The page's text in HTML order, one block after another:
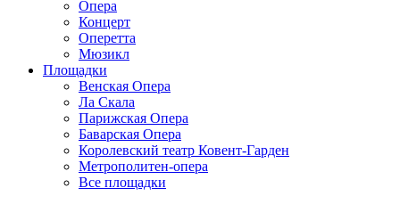
Опера
Концерт
Оперетта
Мюзикл
Площадки
Венская Опера
Ла Скала
Парижская Опера
Баварская Опера
Королевский театр Ковент-Гарден
Метрополитен-опера
Все площадки